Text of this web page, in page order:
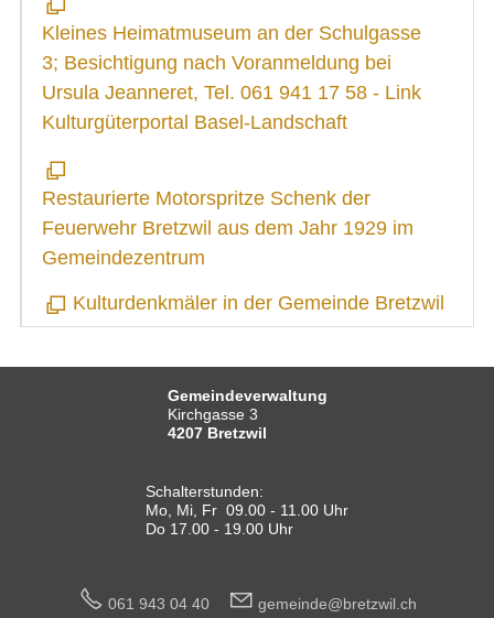
Startseite
Inhalt
Kontakt
Impressum
Druckansicht
Kleines Heimatmuseum an der Schulgasse
3; Besichtigung nach Voranmeldung bei
Ursula Jeanneret, Tel. 061 941 17 58 - Link
Kulturgüterportal Basel-Landschaft
Restaurierte Motorspritze Schenk der
Feuerwehr Bretzwil aus dem Jahr 1929 im
Gemeindezentrum
Kulturdenkmäler in der Gemeinde Bretzwil
Gemeindeverwaltung
Kirchgasse 3
4207 Bretzwil
Schalterstunden:
Mo, Mi, Fr 09.00 - 11.00 Uhr
Do 17.00 - 19.00 Uhr
061 943 04 40 g m nd br tzw l ch